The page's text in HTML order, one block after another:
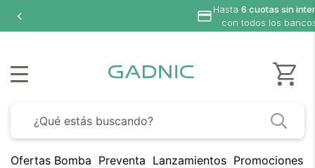
Hasta 6 cuotas sin
con todos los
Ofertas Bomba Preventa Lanzamientos Promociones